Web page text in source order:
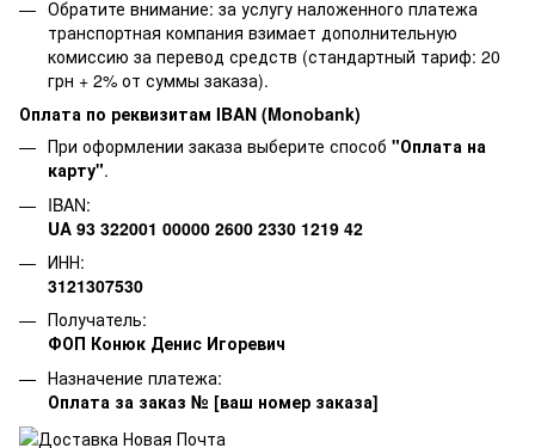
Обратите внимание: за услугу наложенного платежа
транспортная компания взимает дополнительную
комиссию за перевод средств (стандартный тариф: 20
грн + 2% от суммы заказа).
Оплата по реквизитам IBAN (Monobank)
При оформлении заказа выберите способ "Оплата на
карту".
IBAN:
UA 93 322001 00000 2600 2330 1219 42
ИНН:
3121307530
Получатель:
ФОП Конюк Денис Игоревич
Назначение платежа:
Оплата за заказ № [ваш номер заказа]